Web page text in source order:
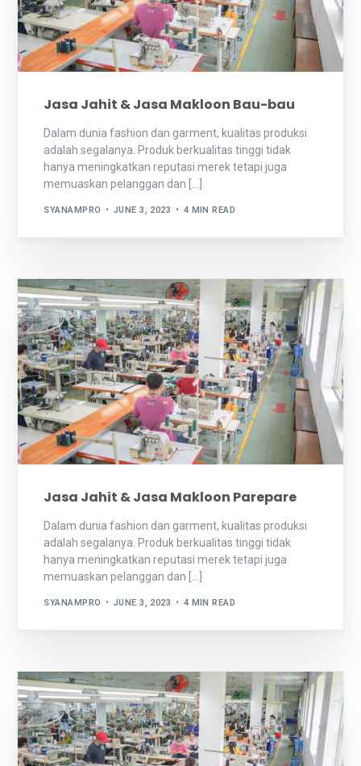
Jasa Jahit & Jasa Makloon Bau-bau
Dalam dunia fashion dan garment, kualitas produksi
adalah segalanya. Produk berkualitas tinggi tidak
hanya meningkatkan reputasi merek tetapi juga
memuaskan pelanggan dan […]
SYANAMPRO JUNE 3, 2023 4 MIN READ
Jasa Jahit & Jasa Makloon Parepare
Dalam dunia fashion dan garment, kualitas produksi
adalah segalanya. Produk berkualitas tinggi tidak
hanya meningkatkan reputasi merek tetapi juga
memuaskan pelanggan dan […]
SYANAMPRO JUNE 3, 2023 4 MIN READ